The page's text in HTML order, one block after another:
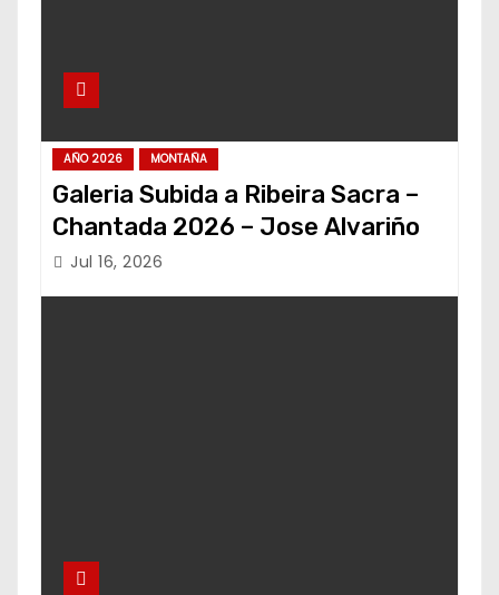
AÑO 2026 MONTAÑA
Galeria Subida a Ribeira Sacra –
Chantada 2026 – Jose Alvariño
Jul 16, 2026